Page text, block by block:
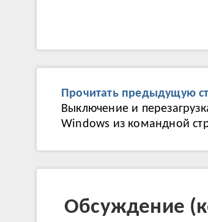
Прочитать предыдущую
Выключение и
Windows из командной
Обсуждение